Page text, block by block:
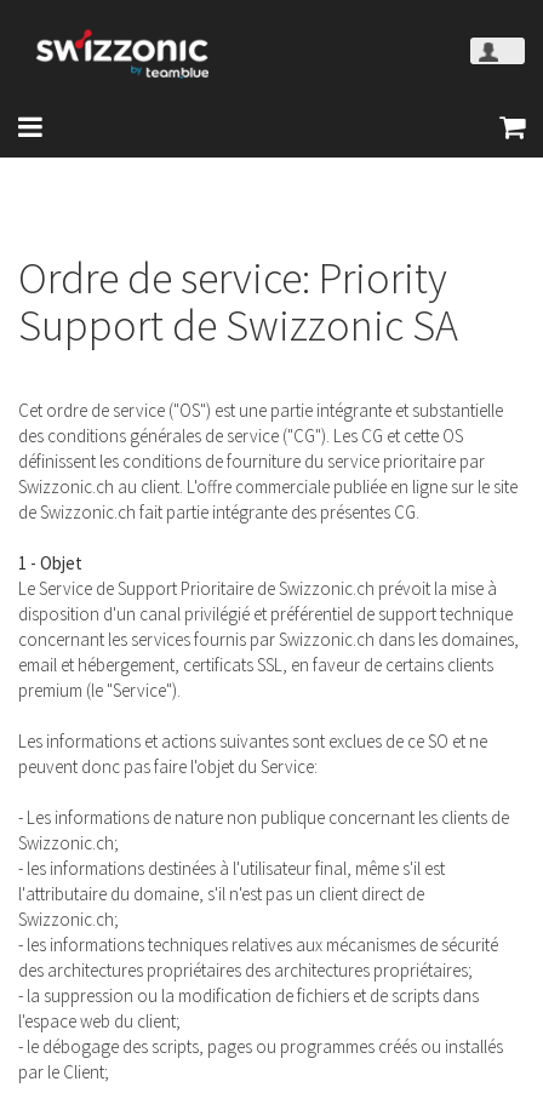
Ordre de service: Priority
Support de Swizzonic SA
Cet ordre de service ("OS") est une partie intégrante et substantielle
des conditions générales de service ("CG"). Les CG et cette OS
définissent les conditions de fourniture du service prioritaire par
Swizzonic.ch au client. L'offre commerciale publiée en ligne sur le site
de Swizzonic.ch fait partie intégrante des présentes CG.
1 - Objet
Le Service de Support Prioritaire de Swizzonic.ch prévoit la mise à
disposition d'un canal privilégié et préférentiel de support technique
concernant les services fournis par Swizzonic.ch dans les domaines,
email et hébergement, certificats SSL, en faveur de certains clients
premium (le "Service").
Les informations et actions suivantes sont exclues de ce SO et ne
peuvent donc pas faire l'objet du Service:
- Les informations de nature non publique concernant les clients de
Swizzonic.ch;
- les informations destinées à l'utilisateur final, même s'il est
l'attributaire du domaine, s'il n'est pas un client direct de
Swizzonic.ch;
- les informations techniques relatives aux mécanismes de sécurité
des architectures propriétaires des architectures propriétaires;
- la suppression ou la modification de fichiers et de scripts dans
l'espace web du client;
- le débogage des scripts, pages ou programmes créés ou installés
par le Client;